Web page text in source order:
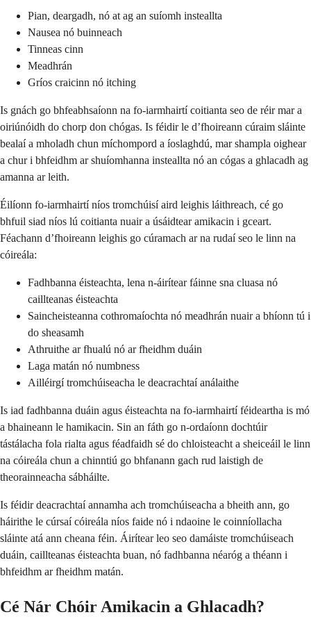
Pian, deargadh, nó at ag an suíomh insteallta
Nausea nó buinneach
Tinneas cinn
Meadhrán
Gríos craicinn nó itching
Is gnách go bhfeabhsaíonn na fo-iarmhairtí coitianta seo de réir mar a
oiriúnóidh do chorp don chógas. Is féidir le d’fhoireann cúraim sláinte
bealaí a mholadh chun míchompord a íoslaghdú, mar shampla oighear
a chur i bhfeidhm ar shuíomhanna insteallta nó an cógas a ghlacadh ag
amanna ar leith.
Éilíonn fo-iarmhairtí níos tromchúisí aird leighis láithreach, cé go
bhfuil siad níos lú coitianta nuair a úsáidtear amikacin i gceart.
Féachann d’fhoireann leighis go cúramach ar na rudaí seo le linn na
cóireála:
Fadhbanna éisteachta, lena n-áirítear fáinne sna cluasa nó
caillteanas éisteachta
Saincheisteanna cothromaíochta nó meadhrán nuair a bhíonn tú i
do sheasamh
Athruithe ar fhualú nó ar fheidhm duáin
Laga matán nó numbness
Ailléirgí tromchúiseacha le deacrachtaí análaithe
Is iad fadhbanna duáin agus éisteachta na fo-iarmhairtí féideartha is mó
a bhaineann le hamikacin. Sin an fáth go n-ordaíonn dochtúir
tástálacha fola rialta agus féadfaidh sé do chloisteacht a sheiceáil le linn
na cóireála chun a chinntiú go bhfanann gach rud laistigh de
theorainneacha sábháilte.
Is féidir deacrachtaí annamha ach tromchúiseacha a bheith ann, go
háirithe le cúrsaí cóireála níos faide nó i ndaoine le coinníollacha
sláinte atá ann cheana féin. Áirítear leo seo damáiste tromchúiseach
duáin, caillteanas éisteachta buan, nó fadhbanna néaróg a théann i
bhfeidhm ar fheidhm matán.
Cé Nár Chóir Amikacin a Ghlacadh?